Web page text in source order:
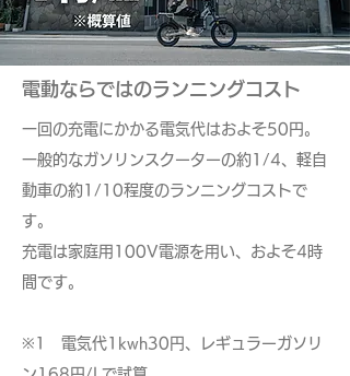
電動ならではの​ランニングコスト
一回の充電にかかる電気代はおよそ50円。
一般的なガソリンスクーターの約1/4、軽自
動車の約1/10程度のランニングコストで
す。
充電は家庭用100V電源を用い、およそ4時
間です。
※1 電気代1kwh30円、レギュラーガソリ